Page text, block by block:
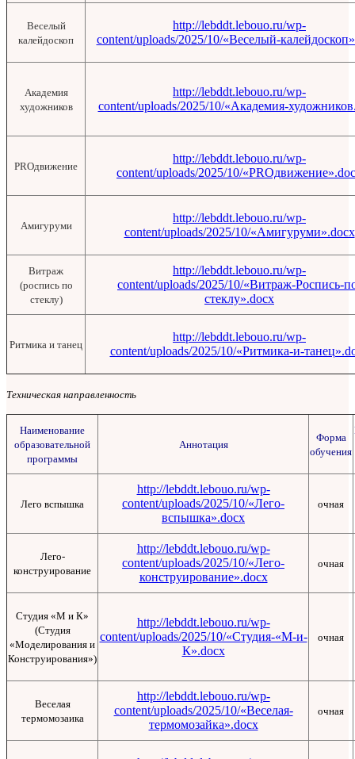
Веселый
калейдоскоп
http://lebddt.lebouo.ru/wp-
content/uploads/2025/10/«Веселый-
Академия
художников
http://lebddt.lebouo.ru/wp-
content/uploads/2025/10/«Академия-
PROдвижение
http://lebddt.lebouo.ru/wp-
content/uploads/2025/10/
Амигуруми
http://lebddt.lebouo.ru/wp-
content/uploads/2025/10/«Амигуруми».docx
Витраж
(роспись по
стеклу)
http://lebddt.lebouo.ru/wp-
content/uploads/2025/10/«Витраж-Роспись-
стеклу».docx
Ритмика и танец
http://lebddt.lebouo.ru/wp-
content/uploads/2025/10/«Ритмика-и-
Техническая направленность
Наименование
образовательной
программы
Аннотация
Форма
обучения
Лего вспышка
http://lebddt.lebouo.ru/wp-
content/uploads/2025/10/«Лего-
вспышка».docx
очная
Лего-
конструирование
http://lebddt.lebouo.ru/wp-
content/uploads/2025/10/«Лего-
конструирование».docx
очная
Студия «М и К»
(Студия
«Моделирования и
Конструирования»)
http://lebddt.lebouo.ru/wp-
content/uploads/2025/10/«Студия-«М-и-
К».docx
очная
Веселая
термомозаика
http://lebddt.lebouo.ru/wp-
content/uploads/2025/10/«Веселая-
термомозайка».docx
очная